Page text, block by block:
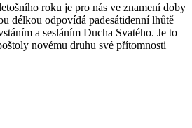
roku je pro nás ve znamení doby
délkou odpovídá padesátidenní lhůtě
a sesláním Ducha Svatého. Je to
novému druhu své přítomnosti